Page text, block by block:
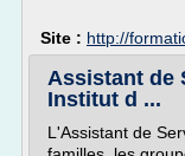
Site : http://
Assistant de
Institut d ...
L'Assistant de